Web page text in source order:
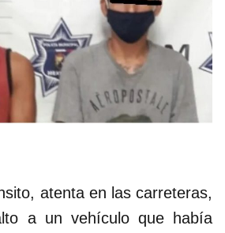
atenta en las carreteras,
a un vehículo que había